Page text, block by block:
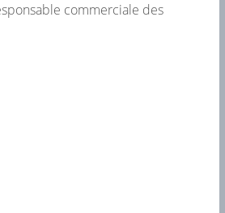
commerciale des